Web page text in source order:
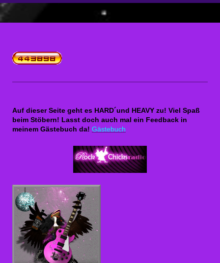
Auf dieser Seite geht es HARD´und HEAVY zu! Viel Spaß
beim Stöbern! Lasst doch auch mal ein Feedback in
meinem Gästebuch da! Gästebuch